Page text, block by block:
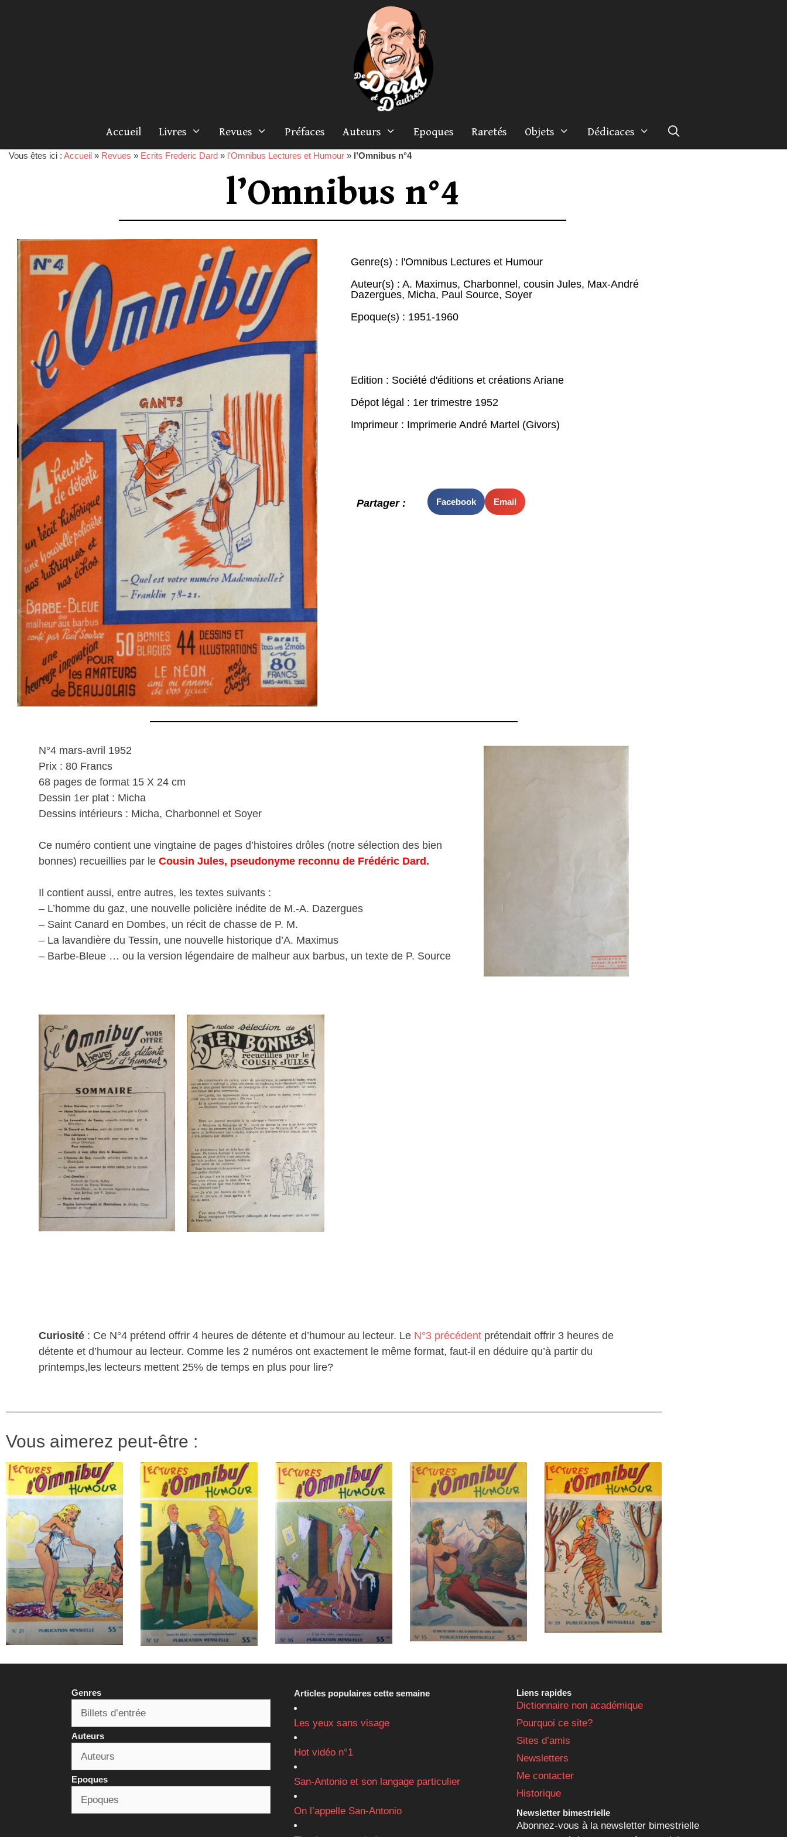
Accueil Livres Revues Préfaces Auteurs Epoques Raretés Objets Dédicaces
Vous êtes ici : Accueil » Revues » Ecrits Frederic Dard » l'Omnibus Lectures et Humour » l’Omnibus n°4
l’Omnibus n°4
Genre(s) : l'Omnibus Lectures et Humour
Auteur(s) : A. Maximus, Charbonnel , cousin Jules, Max-André
Dazergues, Micha, Paul Source, Soyer
Epoque(s) : 1951-1960
Edition : Société d'éditions et créations Ariane
Dépot légal : 1er trimestre 1952
Imprimeur : Imprimerie André Martel (Givors)
Partager : Facebook Email
N°4 mars-avril 1952
Prix : 80 Francs
68 pages de format 15 X 24 cm
Dessin 1er plat : Micha
Dessins intérieurs : Micha, Charbonnel et Soyer
Ce numéro contient une vingtaine de pages d’histoires drôles (notre sélection des bien
bonnes) recueillies par le Cousin Jules, pseudonyme reconnu de Frédéric Dard.
Il contient aussi, entre autres, les textes suivants :
– L’homme du gaz, une nouvelle policière inédite de M.-A. Dazergues
– Saint Canard en Dombes, un récit de chasse de P. M.
– La lavandière du Tessin, une nouvelle historique d’A. Maximus
– Barbe-Bleue … ou la version légendaire de malheur aux barbus, un texte de P. Source
Curiosité : Ce N°4 prétend offrir 4 heures de détente et d’humour au lecteur. Le N°3 précédent prétendait offrir 3 heures de
détente et d’humour au lecteur. Comme les 2 numéros ont exactement le même format, faut-il en déduire qu’à partir du
printemps,les lecteurs mettent 25% de temps en plus pour lire?
Vous aimerez peut-être :
Genres
Auteurs
Epoques
Articles populaires cette semaine
Les yeux sans visage
Hot vidéo n°1
San-Antonio et son langage particulier
On l’appelle San-Antonio
Liens rapides
Dictionnaire non académique
Pourquoi ce site?
Sites d’amis
Newsletters
Me contacter
Historique
Newsletter bimestrielle
Abonnez-vous à la newsletter bimestrielle